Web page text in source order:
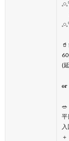
(
𝐨𝐫
🥗
平
＋